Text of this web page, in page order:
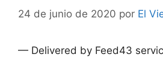
24 de junio de 2020 por El
— Delivered by Feed43